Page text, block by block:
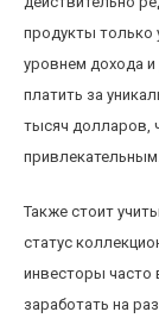
продукты только
уровнем дохода
платить за
тысяч долларов,
Также стоит
статус
инвесторы часто
заработать на